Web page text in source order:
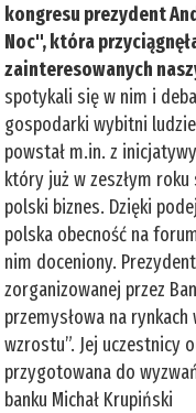
kongresu prezydent
Noc", która
zainteresowanych
spotykali się w nim i
gospodarki wybitni
powstał m.in. z
który już w zeszłym
polski biznes. Dzięki
polska obecność na
nim doceniony.
zorganizowanej przez
przemysłowa na
wzrostu”. Jej uczestnicy
przygotowana do
banku Michał Krupiński